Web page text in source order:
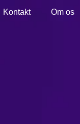
Kontakt Om os